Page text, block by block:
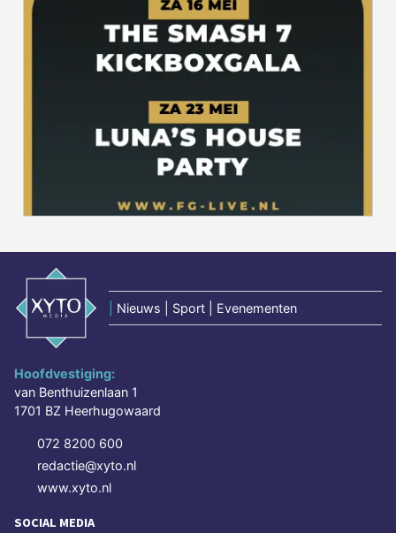
Nieuws | Sport | Evenementen
Hoofdvestiging:
van Benthuizenlaan 1
1701 BZ Heerhugowaard
072 8200 600
redactie@xyto.nl
www.xyto.nl
SOCIAL MEDIA